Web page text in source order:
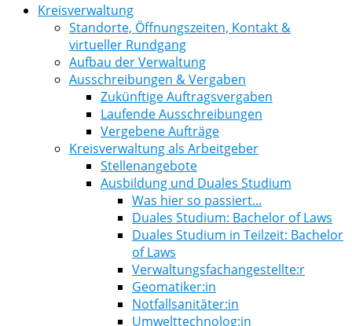
Kreisverwaltung
Standorte, Öffnungszeiten, Kontakt &
virtueller Rundgang
Aufbau der Verwaltung
Ausschreibungen & Vergaben
Zukünftige Auftragsvergaben
Laufende Ausschreibungen
Vergebene Aufträge
Kreisverwaltung als Arbeitgeber
Stellenangebote
Ausbildung und Duales Studium
Was hier so passiert...
Duales Studium: Bachelor of Laws
Duales Studium in Teilzeit: Bachelor
of Laws
Verwaltungsfachangestellte:r
Geomatiker:in
Notfallsanitäter:in
Umwelttechnolog:in